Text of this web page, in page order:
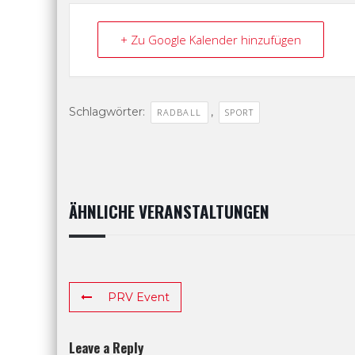
+ Zu Google Kalender hinzufügen
Schlagwörter: RADBALL , SPORT
ÄHNLICHE VERANSTALTUNGEN
PRV Event
Leave a Reply